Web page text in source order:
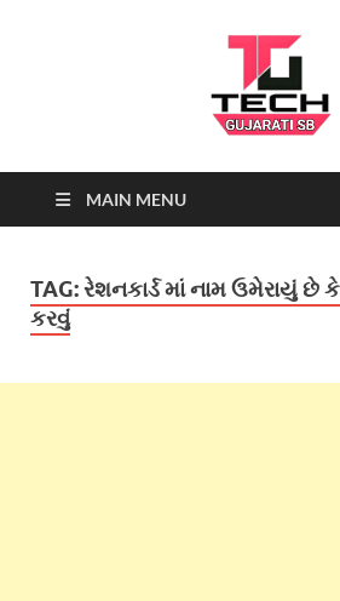
news
Being
MAIN MENU
TAG:રેશનકાર્ડ માં નામ ઉમેરાયું છે
કરવું